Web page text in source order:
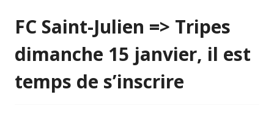
FC Saint-Julien => Tripes
dimanche 15 janvier, il est
temps de s’inscrire